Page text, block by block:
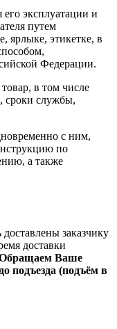
эксплуатации и
путем
ярлыке, этикетке, в
Федерации.
в том числе
сроки службы,
с ним,
по
а также
заказчику
доставки
Ваше
подъезда (подъём в